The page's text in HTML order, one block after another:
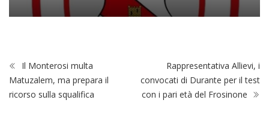
Il Monterosi multa
Matuzalem, ma prepara il
ricorso sulla squalifica
Rappresentativa Allievi, i
convocati di Durante per il test
con i pari età del Frosinone